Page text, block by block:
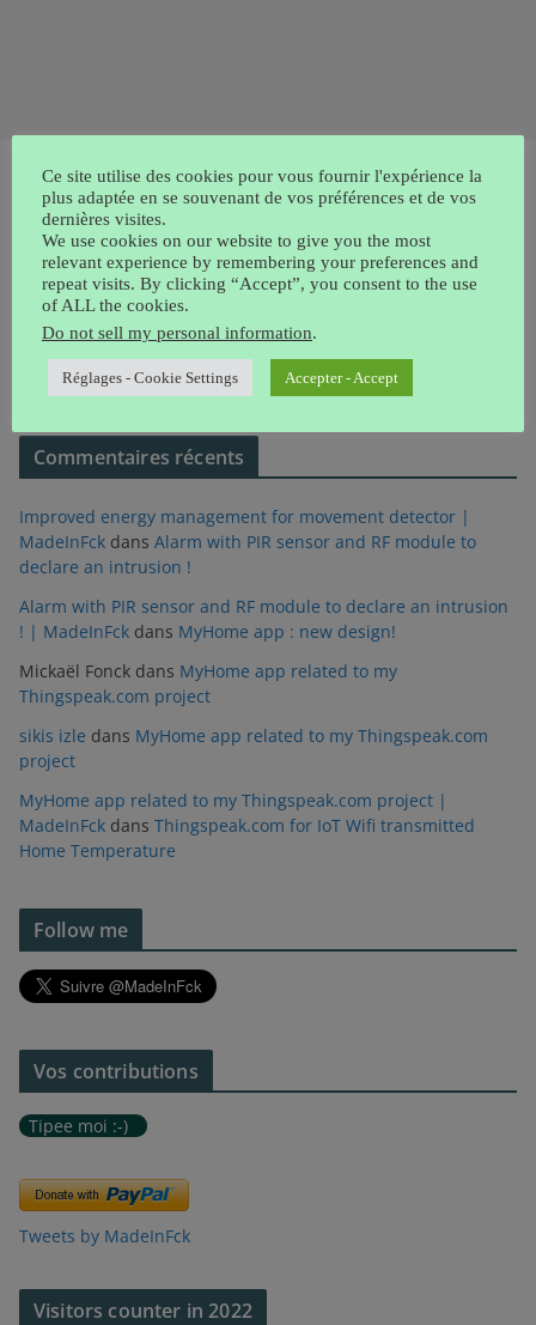
Tags
3D printer Alarme arduino bienvenue DrMouse
Firebase GPS MyHome station météo
treasure hunt Wifi
Commentaires récents
Improved energy management for movement detector |
MadeInFck dans Alarm with PIR sensor and RF module to
declare an intrusion !
Alarm with PIR sensor and RF module to declare an intrusion
! | MadeInFck dans MyHome app : new design!
Mickaël Fonck dans MyHome app related to my
Thingspeak.com project
sikis izle dans MyHome app related to my Thingspeak.com
project
MyHome app related to my Thingspeak.com project |
MadeInFck dans Thingspeak.com for IoT Wifi transmitted
Home Temperature
Follow me
Vos contributions
Tipee moi :-)
Tweets by MadeInFck
Visitors counter in 2022
Ce site utilise des cookies pour vous fournir l'expérience la
plus adaptée en se souvenant de vos préférences et de vos
dernières visites.
We use cookies on our website to give you the most
relevant experience by remembering your preferences and
repeat visits. By clicking “Accept”, you consent to the use
of ALL the cookies.
Do not sell my personal information.
Réglages - Cookie Settings Accepter - Accept